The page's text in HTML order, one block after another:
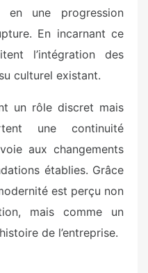
en une progression
En incarnant ce
l’intégration des
culturel existant.
un rôle discret mais
une continuité
aux changements
établies. Grâce
est perçu non
mais comme un
de l’entreprise.